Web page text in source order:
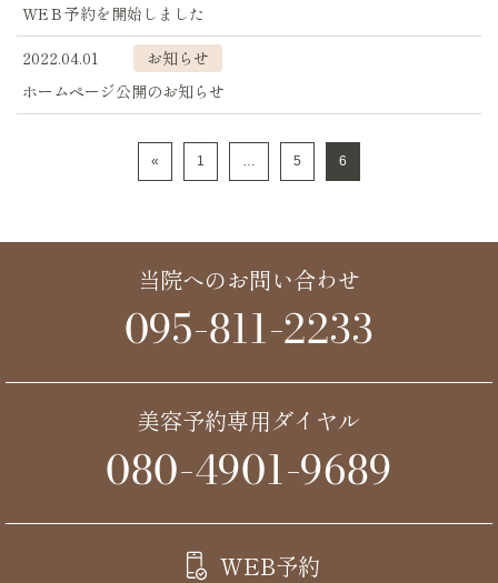
WEＢ予約を開始しました
2022.04.01
お知らせ
ホームページ公開のお知らせ
« 1 … 5 6
当院へのお問い合わせ
095-811-2233
美容予約専用ダイヤル
080-4901-9689
WEB予約